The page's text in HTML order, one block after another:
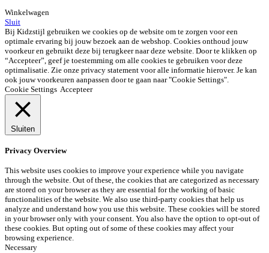
Winkelwagen
Sluit
Bij Kidzstijl gebruiken we cookies op de website om te zorgen voor een
optimale ervaring bij jouw bezoek aan de webshop. Cookies onthoud jouw
voorkeur en gebruikt deze bij terugkeer naar deze website. Door te klikken op
“Accepteer”, geef je toestemming om alle cookies te gebruiken voor deze
optimalisatie. Zie onze privacy statement voor alle informatie hierover. Je kan
ook jouw voorkeuren aanpassen door te gaan naar "Cookie Settings".
Cookie Settings Accepteer
Sluiten
Privacy Overview
This website uses cookies to improve your experience while you navigate
through the website. Out of these, the cookies that are categorized as necessary
are stored on your browser as they are essential for the working of basic
functionalities of the website. We also use third-party cookies that help us
analyze and understand how you use this website. These cookies will be stored
in your browser only with your consent. You also have the option to opt-out of
these cookies. But opting out of some of these cookies may affect your
browsing experience.
Necessary